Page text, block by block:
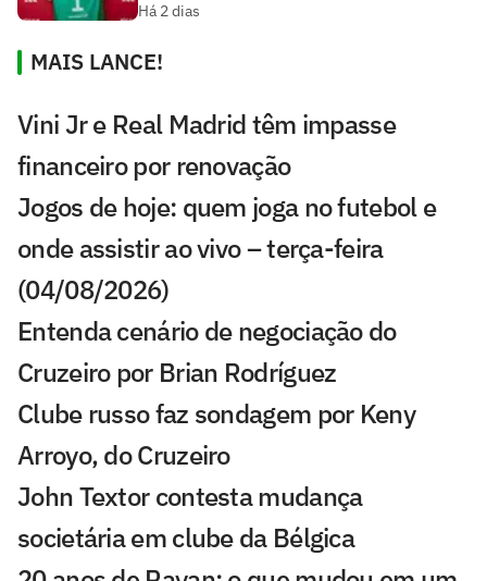
Há 2 dias
MAIS LANCE!
Vini Jr e Real Madrid têm impasse
financeiro por renovação
Jogos de hoje: quem joga no futebol e
onde assistir ao vivo – terça-feira
(04/08/2026)
Entenda cenário de negociação do
Cruzeiro por Brian Rodríguez
Clube russo faz sondagem por Keny
Arroyo, do Cruzeiro
John Textor contesta mudança
societária em clube da Bélgica